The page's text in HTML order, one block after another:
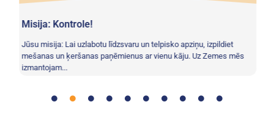
Misija: Kontrole!
Jūsu misija: Lai uzlabotu līdzsvaru un telpisko apziņu, izpildiet
mešanas un ķeršanas paņēmienus ar vienu kāju. Uz Zemes mēs
izmantojam...